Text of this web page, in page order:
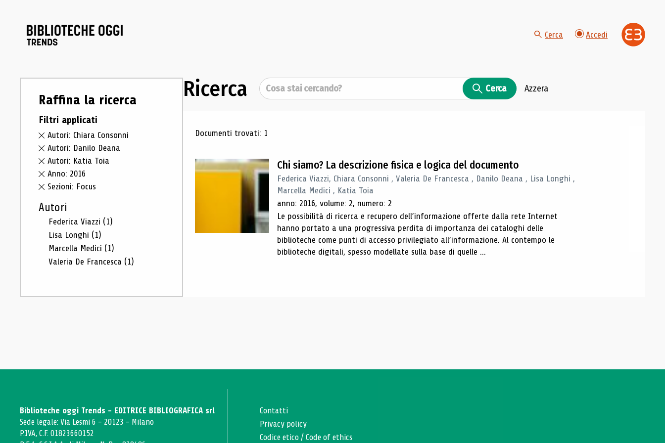
Cerca Accedi
Raffina la ricerca
Filtri applicati
Autori: Chiara Consonni
Autori: Danilo Deana
Autori: Katia Toia
Anno: 2016
Sezioni: Focus
Autori
Federica Viazzi (1)
Lisa Longhi (1)
Marcella Medici (1)
Valeria De Francesca (1)
Ricerca Cerca Cerca Azzera
Risultati di ricerca
Documenti trovati: 1
Chi siamo? La descrizione fisica e logica del documento
Federica Viazzi, Chiara Consonni , Valeria De Francesca , Danilo Deana , Lisa Longhi ,
Marcella Medici , Katia Toia
anno: 2016, volume: 2, numero: 2
Le possibilità di ricerca e recupero dell’informazione offerte dalla rete Internet
hanno portato a una progressiva perdita di importanza dei cataloghi delle
biblioteche come punti di accesso privilegiato all’informazione. Al contempo le
biblioteche digitali, spesso modellate sulla base di quelle ...
Biblioteche oggi Trends - EDITRICE BIBLIOGRAFICA srl
Sede legale: Via Lesmi 6 - 20123 - Milano
P.IVA, C.F. 01823660152
Contatti
Privacy policy
Codice etico /Code of ethics